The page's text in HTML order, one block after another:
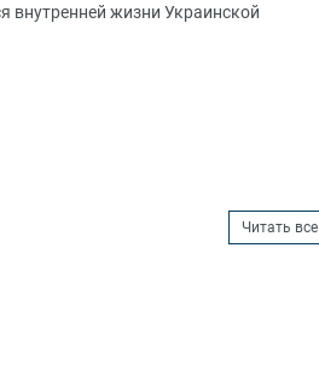
внутренней жизни Украинской
Читать все